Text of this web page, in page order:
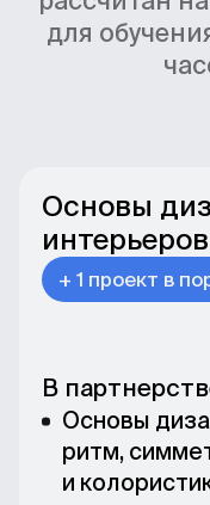
Основы
интерьеров
+ 1 проект в
Основы
ритм,
и
В
на
Получите
сможете
и добавить в